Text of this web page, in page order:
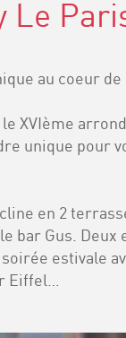
Le
au coeur de
le XVIème
unique pour
en 2
bar Gus.
estivale
Eiffel…